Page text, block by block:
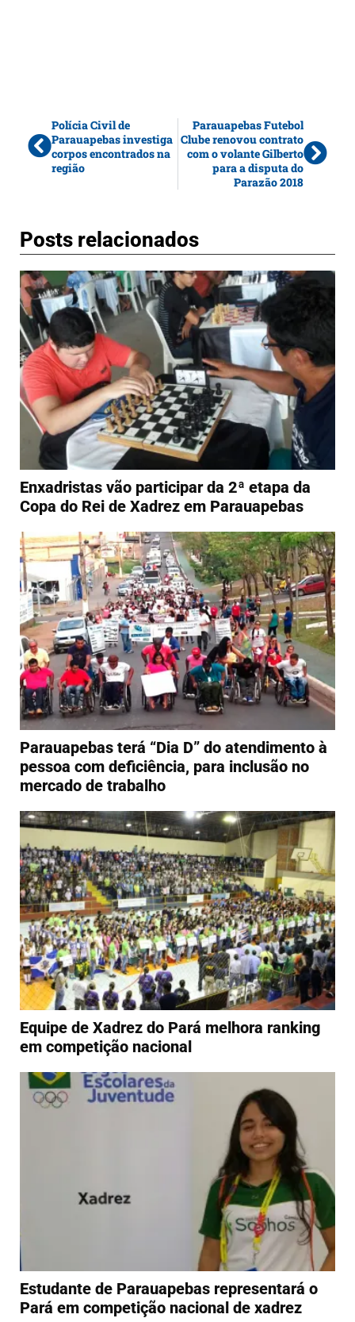
Polícia Civil de
Parauapebas investiga
corpos encontrados na
região
Parauapebas Futebol
Clube renovou contrato
com o volante Gilberto
para a disputa do
Parazão 2018
Posts relacionados
Enxadristas vão participar da 2ª etapa da
Copa do Rei de Xadrez em Parauapebas
Parauapebas terá “Dia D” do atendimento à
pessoa com deficiência, para inclusão no
mercado de trabalho
Equipe de Xadrez do Pará melhora ranking
em competição nacional
Estudante de Parauapebas representará o
Pará em competição nacional de xadrez